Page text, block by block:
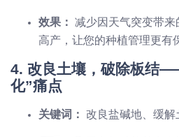
效果： 减少因天气突变带
高产，让您的种植管理更有
4. 改良土壤，破除板结
化”痛点
关键词： 改良盐碱地、缓解